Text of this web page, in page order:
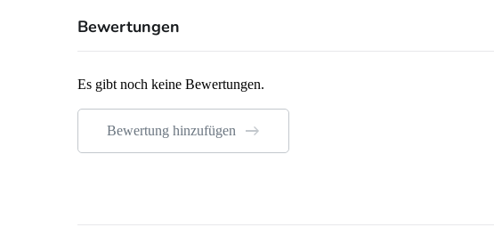
Bewertungen
Es gibt noch keine Bewertungen.
Bewertung hinzufügen